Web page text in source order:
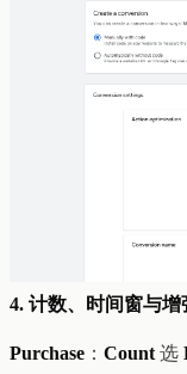
4. 计数、时间窗与增
Purchase ： Count 选